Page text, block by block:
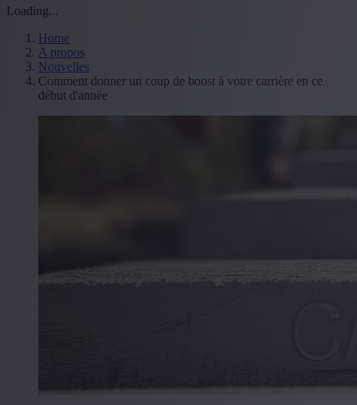
Loading...
Home
A propos
Nouvelles
Comment donner un coup de boost à votre carrière en ce
début d'année